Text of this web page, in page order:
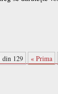
din 129 « Prima